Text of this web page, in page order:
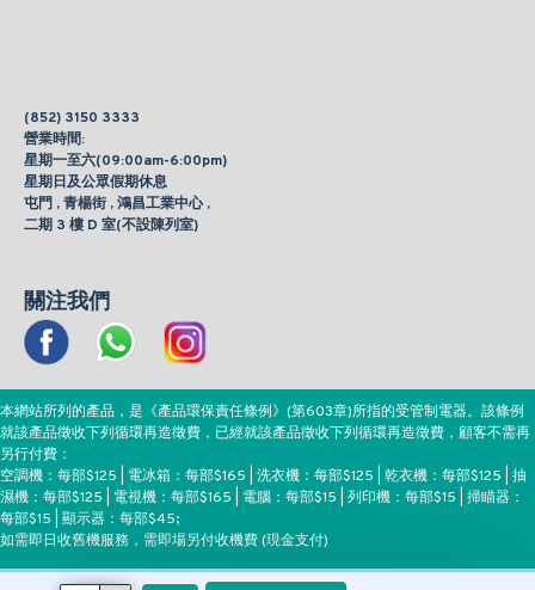
(852) 3150 3333
營業時間:
星期一至六(09:00am-6:00pm)
星期日及公眾假期休息
屯門 , 青楊街 , 鴻昌工業中心 ,
二期 3 樓 D 室(不設陳列室)
關注我們
本網站所列的產品，是《產品環保責任條例》(第603章)所指的受管制電器。該條例
就該產品徵收下列循環再造徵費，已經就該產品徵收下列循環再造徵費，顧客不需再
另行付費：
空調機：每部$125 | 電冰箱：每部$165 | 洗衣機：每部$125 | 乾衣機：每部$125 | 抽
濕機：每部$125 | 電視機：每部$165 | 電腦：每部$15 | 列印機：每部$15 | 掃瞄器：
每部$15 | 顯示器：每部$45;
如需即日收舊機服務，需即場另付收機費 (現金支付)